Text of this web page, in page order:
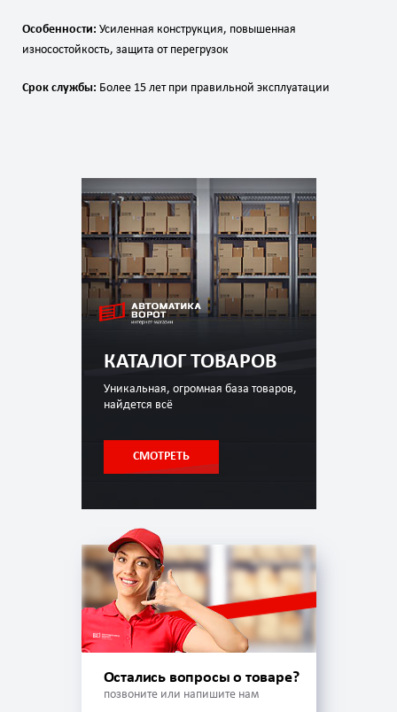
КАТАЛОГ ТОВАРОВ
Уникальная, огромная база товаров,
найдется всё
СМОТРЕТЬ
Остались вопросы о товаре?
позвоните или напишите нам
Особенности: Усиленная конструкция, повышенная
износостойкость, защита от перегрузок
Срок службы: Более 15 лет при правильной эксплуатации